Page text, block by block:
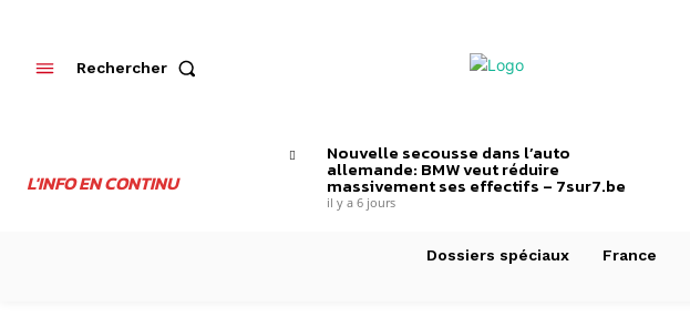
Rechercher
L'INFO EN CONTINU
Nouvelle secousse dans l’auto
allemande: BMW veut réduire
massivement ses effectifs – 7sur7.be
il y a 6 jours
Dossiers spéciaux France